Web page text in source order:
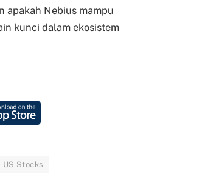
apakah Nebius mampu
kunci dalam ekosistem
US Stocks